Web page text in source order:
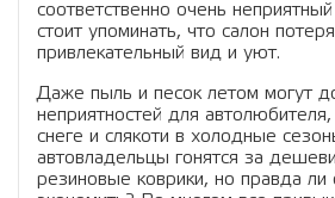
соответственно очень
стоит упоминать, что салон
привлекательный вид и уют.
Даже пыль и песок летом могут
неприятностей для
снеге и слякоти в холодные
автовладельцы гонятся за
резиновые коврики, но правда ли